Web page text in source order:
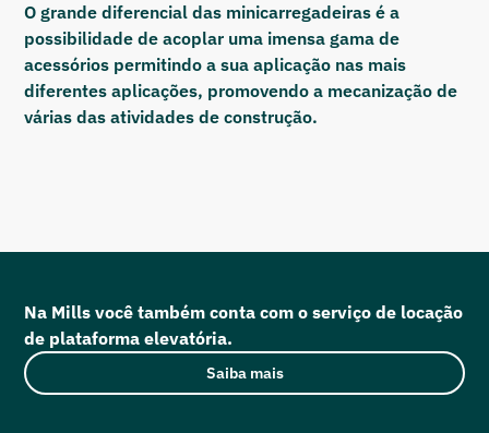
O grande diferencial das minicarregadeiras é a
possibilidade de acoplar uma imensa gama de
acessórios permitindo a sua aplicação nas mais
diferentes aplicações, promovendo a mecanização de
várias das atividades de construção.
Na Mills você também conta com o serviço de locação
de plataforma elevatória.
Saiba mais